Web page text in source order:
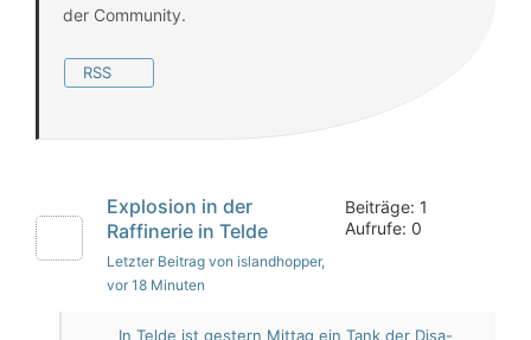
der Community.
RSS
Explosion in der
Raffinerie in Telde
Letzter Beitrag von islandhopper,
vor 18 Minuten
Beiträge: 1
Aufrufe: 0
In Telde ist gestern Mittag ein Tank der Disa-